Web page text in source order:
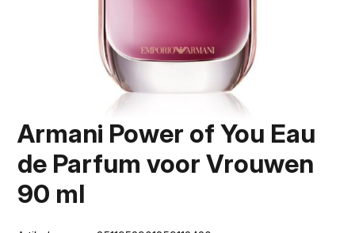
Armani Power of You Eau
de Parfum voor Vrouwen
90 ml